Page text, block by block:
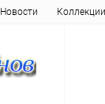
Новости Коллекции